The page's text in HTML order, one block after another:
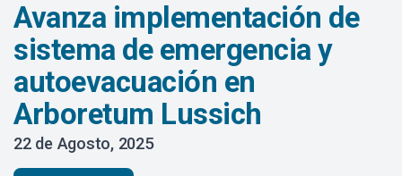
Avanza implementación de
sistema de emergencia y
autoevacuación en
Arboretum Lussich
22 de Agosto, 2025